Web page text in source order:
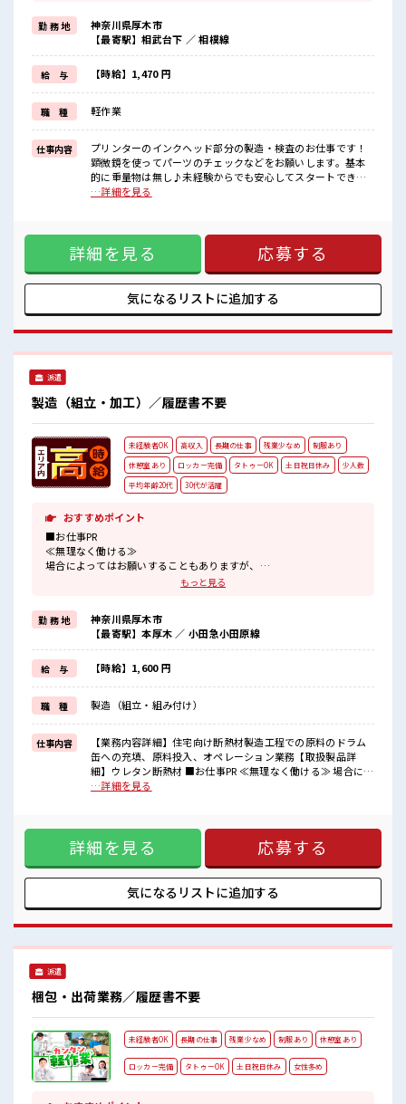
駐車場も完備されているので車の持込もOK！
現地までの赴任交通費も支給します☆
カップルやお友達との就業OK♪
大手企業でプリンターのインクヘッド部分の検査をおまかせ！
重いモノは基本ないので安心♪
空調が完備されているのでこれからの季節もカイテキにお仕事でき
ちゃいます♪
通勤は自転車・バイク・自動車・公共交通機関なんでもOK！
■職場の雰囲気
社員食堂も完備されており1食ナント180円～！
温かくておいしいご飯が食べられます☆
#ryo
勤 務 地
神奈川県厚木市
【最寄駅】相武台下 ／ 相模線
給 与 【時給】1,470 円
職 種 軽作業
仕事内容
プリンターのインクヘッド部分の製造・検査のお仕事です！
顕微鏡を使ってパーツのチェックなどをお願いします。基本
的に重量物は無し♪未経験からでも安心してスタートできま
すよ♪ ※寮アリのお仕事！一人暮らしスタートにもピッタリ
はナシ(*^▽^*) TV・洗濯機・冷蔵庫など暮らしに必要な備品
付きの寮です♪ 駐車場も完備されているので車の持込もOK！
現地までの赴任交通費も支給します☆ カップルやお友達との
就業OK♪ 大手企業でプリンターのインクヘッド部分の検査を
おまかせ！ 重いモノは基本ないので安心♪ 空調が完備されて
いるのでこれからの季節もカイテキにお仕事できちゃいます
OK！ ■職場の雰囲気 社員食堂も完備されており1食ナント
180円～！ 温かくておいしいご飯が食べられます☆ 派手すぎ
…詳細を見る
詳細を見る 応募する
気になるリストに追加する
派遣
製造（組立・加工）／履歴書不要
未経験者OK 高収入 長期の仕事 残業少なめ
制服あり
休憩室あり
ロッカー完備 タトゥーOK 土日祝日休み
少人数
平均年齢20代
30代が活躍
おすすめポイント
■お仕事PR
≪無理なく働ける≫
場合によってはお願いすることもありますが、
週末は家族や友人と一緒にプライベート満喫！
制服があると毎日の服選びに悩まずOK♪
≪初めての仕事だけど自分にもできそう≫
新しいことにチャレンジするのは不安だけど、
しっかり働く環境が整っています！
イチからスキルUP・ステップUP目指していきましょう！
≪自分に合った期間で働ける≫
福利厚生が整った派遣のお仕事です！
■職場の雰囲気
少人数の職場だから一緒に働く仲間との距離もグッと近い！
20代活躍中のフレッシュな職場です☆
休憩室でホッと一息リフレッシュ！
もっと見る
勤 務 地
神奈川県厚木市
【最寄駅】本厚木 ／ 小田急小田原線
給 与 【時給】1,600 円
職 種 製造（組立・組み付け）
仕事内容
【業務内容詳細】住宅向け断熱材製造工程での原料のドラム
缶への充填、原料投入、オペレーション業務【取扱製品詳
細】ウレタン断熱材 ■お仕事PR ≪無理なく働ける≫ 場合によ
ってはお願いすることもありますが、 残業はほとんどナシ！
ど自分にもできそう≫ 新しいことにチャレンジするのは不安
だけど、 しっかり働く環境が整っています！ イチからスキル
UP・ステップUP目指していきましょう！ ≪自分に合った期
間で働ける≫ 福利厚生が整った派遣のお仕事です！ ■職場の
雰囲気 少人数の職場だから一緒に働く仲間との距離もグッと
近い！ 20代活躍中のフレッシュな職場です☆ 休憩室でホッと
…詳細を見る
詳細を見る 応募する
気になるリストに追加する
派遣
梱包・出荷業務／履歴書不要
未経験者OK 長期の仕事 残業少なめ 制服あり 休憩室あり
ロッカー完備 タトゥーOK 土日祝日休み 女性多め